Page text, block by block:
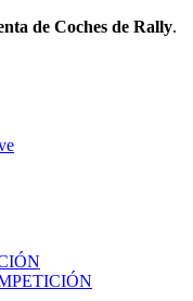
de Coches de Rally.